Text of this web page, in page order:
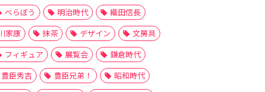
べらぼう
明治時代
織田信長
家康
抹茶 デザイン
文房具
フィギュア
展覧会
鎌倉時代
豊臣秀吉
豊臣兄弟！
昭和時代